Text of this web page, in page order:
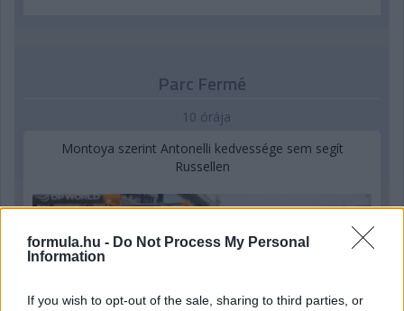
formula.hu - Do Not Process My Personal
Information
If you wish to opt-out of the sale, sharing to third parties, or
Parc Fermé
10 órája
Montoya szerint Antonelli kedvessége sem segít
Russellen